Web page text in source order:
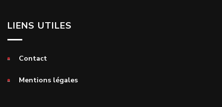
LIENS UTILES
Contact
Mentions légales